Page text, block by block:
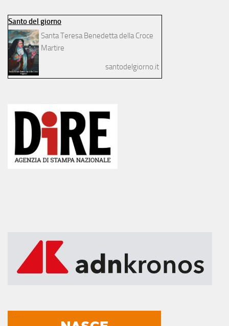
Santo del giorno
Santa Teresa Benedetta della Croce
Martire
santodelgiorno.it